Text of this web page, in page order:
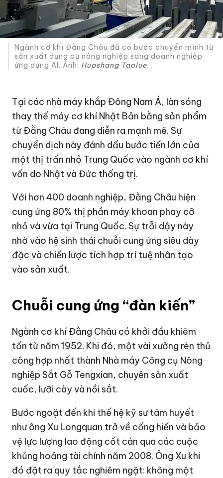
Ngành cơ khí Đằng Châu đã có bước chuyển mình từ
sản xuất dụng cụ nông nghiệp sang doanh nghiệp
ứng dụng AI. Ảnh: Huashang Taolue.
Tại các nhà máy khắp Đông Nam Á, làn sóng
thay thế máy cơ khí Nhật Bản bằng sản phẩm
từ Đằng Châu đang diễn ra mạnh mẽ. Sự
chuyển dịch này đánh dấu bước tiến lớn của
một thị trấn nhỏ Trung Quốc vào ngành cơ khí
vốn do Nhật và Đức thống trị.
Với hơn 400 doanh nghiệp, Đằng Châu hiện
cung ứng 80% thị phần máy khoan phay cỡ
nhỏ và vừa tại Trung Quốc. Sự trỗi dậy này
nhờ vào hệ sinh thái chuỗi cung ứng siêu dày
đặc và chiến lược tích hợp trí tuệ nhân tạo
vào sản xuất.
Chuỗi cung ứng “đàn kiến”
Ngành cơ khí Đằng Châu có khởi đầu khiêm
tốn từ năm 1952. Khi đó, một vài xưởng rèn thủ
công hợp nhất thành Nhà máy Công cụ Nông
nghiệp Sắt Gỗ Tengxian, chuyên sản xuất
cuốc, lưỡi cày và nồi sắt.
Bước ngoặt đến khi thế hệ kỹ sư tâm huyết
như ông Xu Longquan trở về cống hiến và bảo
vệ lực lượng lao động cốt cán qua các cuộc
khủng hoảng tài chính năm 2008. Ông Xu khi
đó đặt ra quy tắc nghiêm ngặt: không một